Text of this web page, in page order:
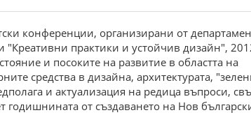
конференции, организирани от
"Креативни практики и устойчив дизайн",
и посоките на развитие в областта на
средства в дизайна, архитектурата,
и актуализация на редица въпроси,
годишнината от създаването на Нов